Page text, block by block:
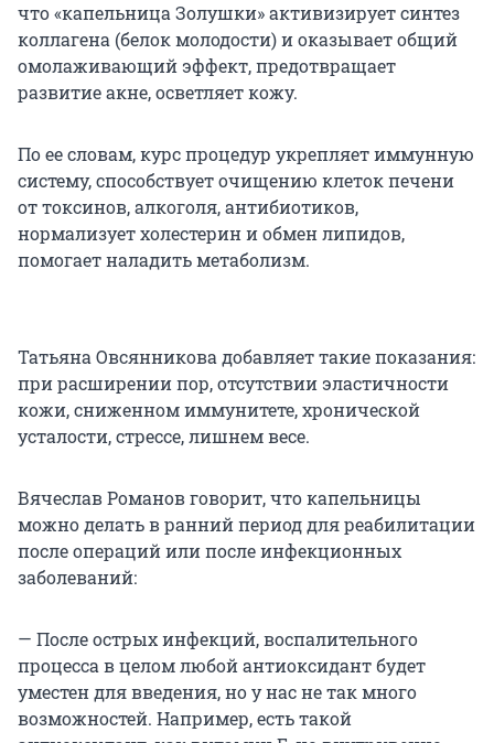
что «капельница Золушки» активизирует синтез
коллагена (белок молодости) и оказывает общий
омолаживающий эффект, предотвращает
развитие акне, осветляет кожу.
По ее словам, курс процедур укрепляет иммунную
систему, способствует очищению клеток печени
от токсинов, алкоголя, антибиотиков,
нормализует холестерин и обмен липидов,
помогает наладить метаболизм.
Татьяна Овсянникова добавляет такие показания:
при расширении пор, отсутствии эластичности
кожи, сниженном иммунитете, хронической
усталости, стрессе, лишнем весе.
Вячеслав Романов говорит, что капельницы
можно делать в ранний период для реабилитации
после операций или после инфекционных
заболеваний:
— После острых инфекций, воспалительного
процесса в целом любой антиоксидант будет
уместен для введения, но у нас не так много
возможностей. Например, есть такой